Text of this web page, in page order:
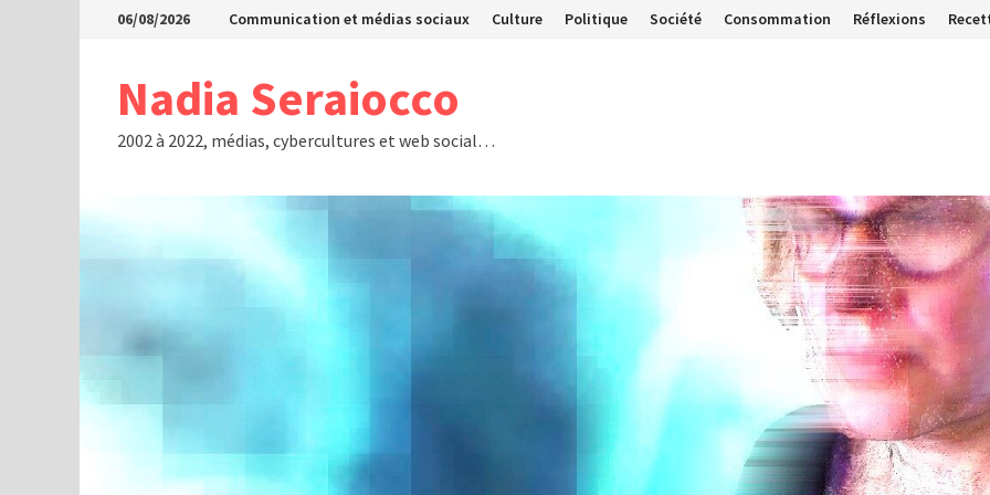
Passer06/08/2026 Communication et médias sociaux Culture Politique Société Consommation Réflexions
Nadia Seraiocco
2002 à 2022, médias, cybercultures et web social…